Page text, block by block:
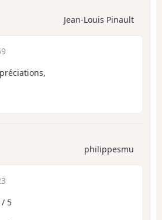
Jean-Louis Pinault
philippesmu
/ 5